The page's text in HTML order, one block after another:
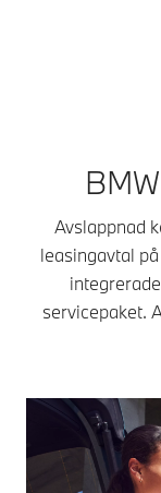
Avslappnad
leasingavtal
servicepaket.